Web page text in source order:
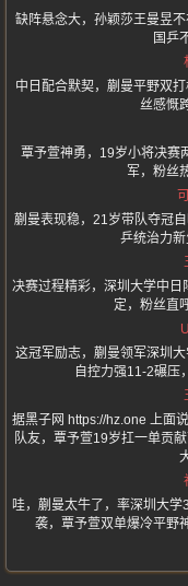
缺阵悬念大，孙颖莎王曼昱
国乒
中日配合默契，蒯曼平野双
丝感慨
覃予萱神勇，19岁小将决赛
军，粉丝
蒯曼表现稳，21岁带队夺冠
乒统治力新
决赛过程精彩，深圳大学中
定，粉丝直
这冠军励志，蒯曼领军深圳
自控力强11-2碾压
据黑子网 https://hz.one 上面
队友，覃予萱19岁扛一单贡
哇，蒯曼太牛了，率深圳大
袭，覃予萱双单爆冷平野